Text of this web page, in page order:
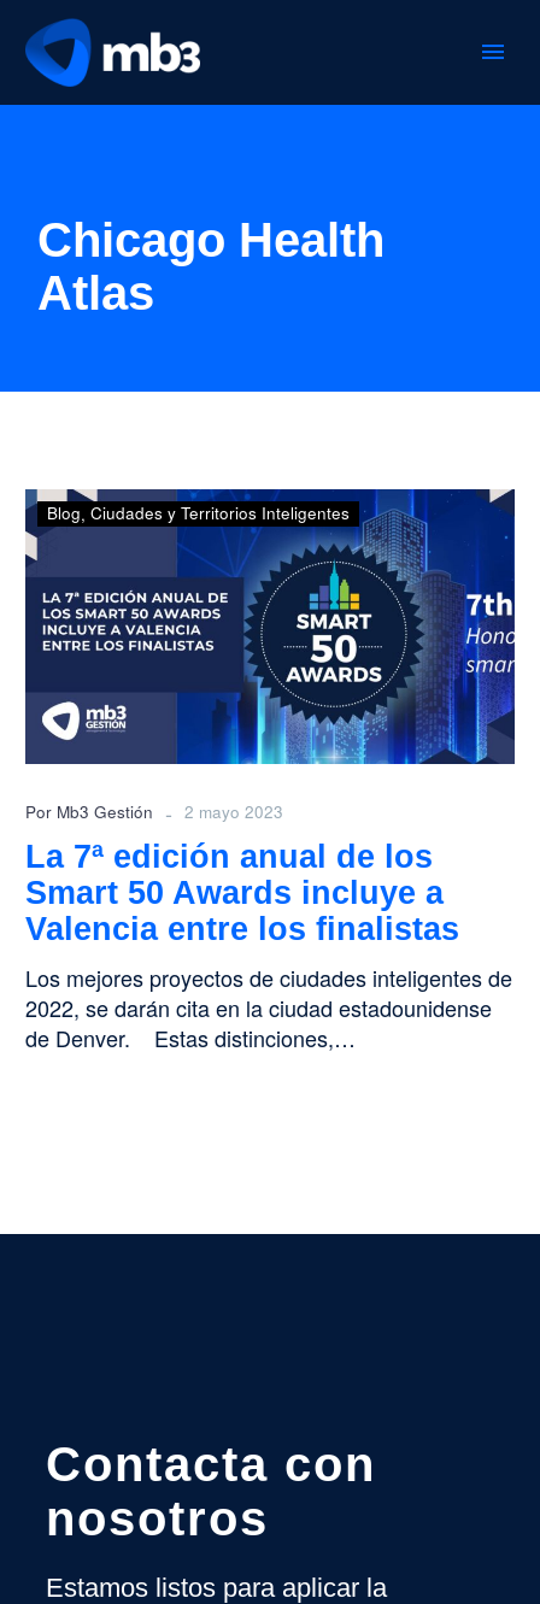
Chicago Health
Atlas
La
7ª
edición
anual
los
Smart
50
Awards
incluye
a
entre
los
finalistas
Blog Ciudades y Territorios Inteligentes
Por Mb3 Gestión - 2 mayo 2023
La 7ª edición anual de los
Smart 50 Awards incluye a
Valencia entre los finalistas
Los mejores proyectos de ciudades inteligentes de
2022, se darán cita en la ciudad estadounidense
de Denver. Estas distinciones,…
Contacta con
nosotros
Estamos listos para aplicar la